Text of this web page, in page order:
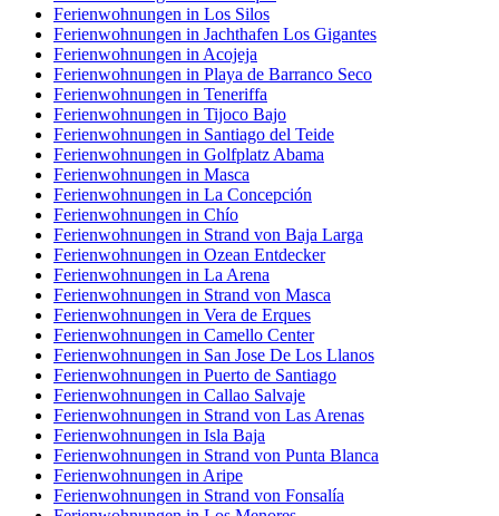
Ferienwohnungen in Los Silos
Ferienwohnungen in Jachthafen Los Gigantes
Ferienwohnungen in Acojeja
Ferienwohnungen in Playa de Barranco Seco
Ferienwohnungen in Teneriffa
Ferienwohnungen in Tijoco Bajo
Ferienwohnungen in Santiago del Teide
Ferienwohnungen in Golfplatz Abama
Ferienwohnungen in Masca
Ferienwohnungen in La Concepción
Ferienwohnungen in Chío
Ferienwohnungen in Strand von Baja Larga
Ferienwohnungen in Ozean Entdecker
Ferienwohnungen in La Arena
Ferienwohnungen in Strand von Masca
Ferienwohnungen in Vera de Erques
Ferienwohnungen in Camello Center
Ferienwohnungen in San Jose De Los Llanos
Ferienwohnungen in Puerto de Santiago
Ferienwohnungen in Callao Salvaje
Ferienwohnungen in Strand von Las Arenas
Ferienwohnungen in Isla Baja
Ferienwohnungen in Strand von Punta Blanca
Ferienwohnungen in Aripe
Ferienwohnungen in Strand von Fonsalía